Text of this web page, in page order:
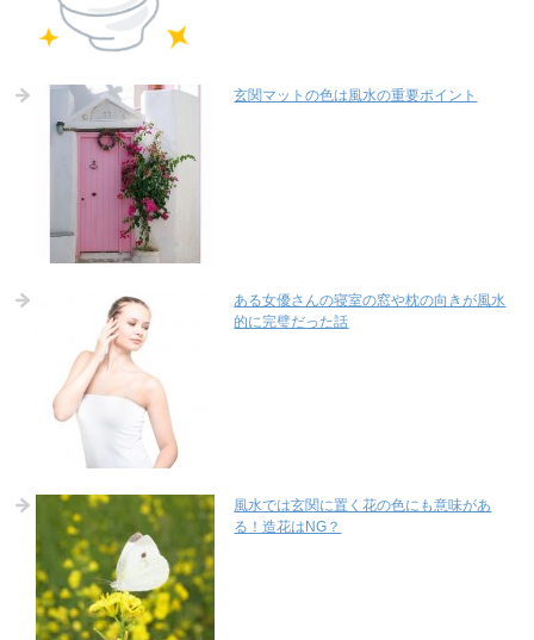
玄関マットの色は風水の重要ポイント
ある女優さんの寝室の窓や枕の向きが風水
的に完璧だった話
風水では玄関に置く花の色にも意味があ
る！造花はNG？